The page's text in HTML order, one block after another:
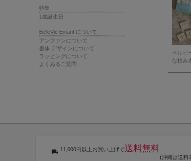
特集
1歳誕生日
BelleVie Enfant について
アンファンについて
書体 デザインについて
ラッピングについて
よくあるご質問
ベルビ
な積み
11,000円以上お買い上げで送料無料
(沖縄は送料